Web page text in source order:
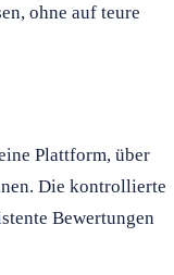
ohne auf teure
Plattform, über
Die kontrollierte
Bewertungen